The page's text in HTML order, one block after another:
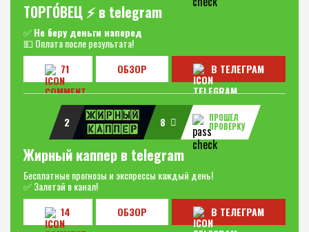
ТОРГО́ВЕЦ ⚡️ в telegram
✅Не беру деньги наперед
💵 Оплата после результата!
71
ОБЗОР В ТЕЛЕГРАМ
2 8
ПРОШЕЛ
ПРОВЕРКУ
Жирный каппер в telegram
Бесплатные прогнозы и экспрессы каждый день!
✅ Залетай в канал!
14
ОБЗОР В ТЕЛЕГРАМ